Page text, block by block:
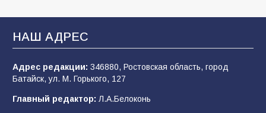
В Батайске продолжаются дорожные работы
100 04.08.2026
после выборов: в Госдуме дали ответ
НАШ АДРЕС
Адрес редакции: 346880, Ростовская область, город
Батайск, ул. М. Горького, 127
Главный редактор: Л.А.Белоконь